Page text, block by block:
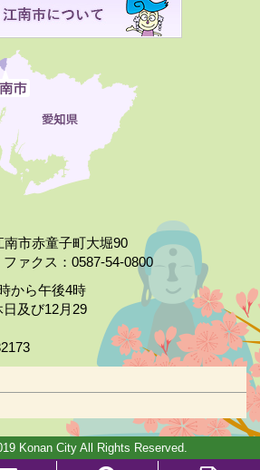
市赤童子町大堀90
ァクス：0587-54-0800
から午後4時
日及び12月29
Konan City All Rights Reserved.